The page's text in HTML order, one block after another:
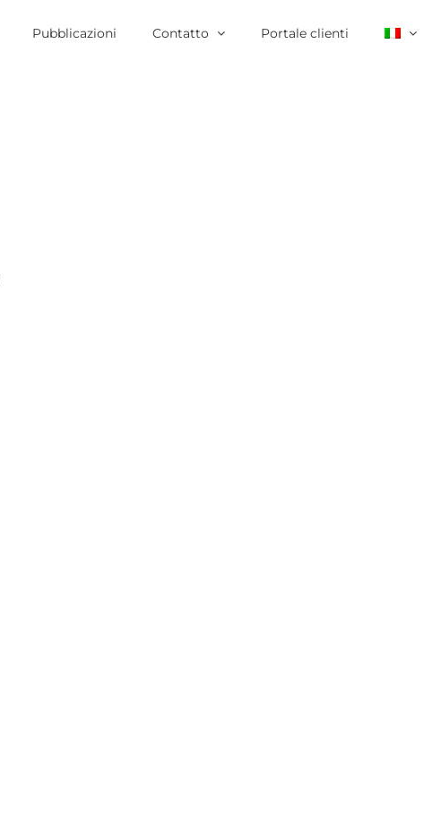
Pubblicazioni Contatto Portale clienti